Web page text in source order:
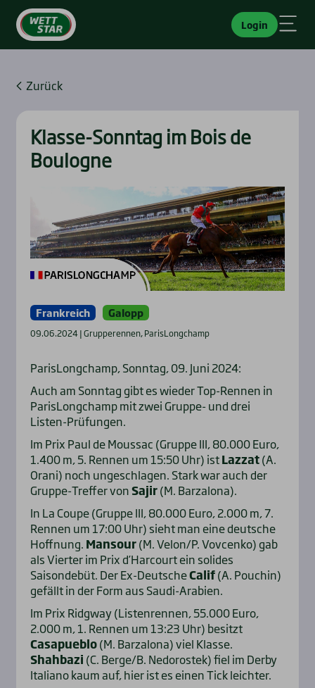
Login
Zurück
Klas­se-Sonn­tag im Bois de
Bou­lo­gne
Frankreich Galopp
09.06.2024 | Grupperennen, ParisLongchamp
ParisLongchamp, Sonntag, 09. Juni 2024:
Auch am Sonntag gibt es wieder Top-Rennen in
ParisLongchamp mit zwei Gruppe- und drei
Listen-Prüfungen.
Im Prix Paul de Moussac (Gruppe III, 80.000 Euro,
1.400 m, 5. Rennen um 15:50 Uhr) istLazzat(A.
Orani) noch ungeschlagen. Stark war auch der
Gruppe-Treffer vonSajir(M. Barzalona).
In La Coupe (Gruppe III, 80.000 Euro, 2.000 m, 7.
Rennen um 17:00 Uhr) sieht man eine deutsche
Hoffnung. Mansour(M. Velon/P. Vovcenko) gab
als Vierter im Prix d’Harcourt ein solides
Saisondebüt. Der Ex-DeutscheCalif(A. Pouchin)
gefällt in der Form aus Saudi-Arabien.
Im Prix Ridgway (Listenrennen, 55.000 Euro,
2.000 m, 1. Rennen um 13:23 Uhr) besitzt
Casapueblo(M. Barzalona) viel Klasse.
Shahbazi (C. Berge/B. Nedorostek) fiel im Derby
Italiano kaum auf, hier ist es einen Tick leichter.